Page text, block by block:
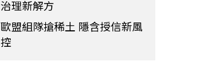
治理新解方
歐盟組隊搶稀土 隱含授信新風
控